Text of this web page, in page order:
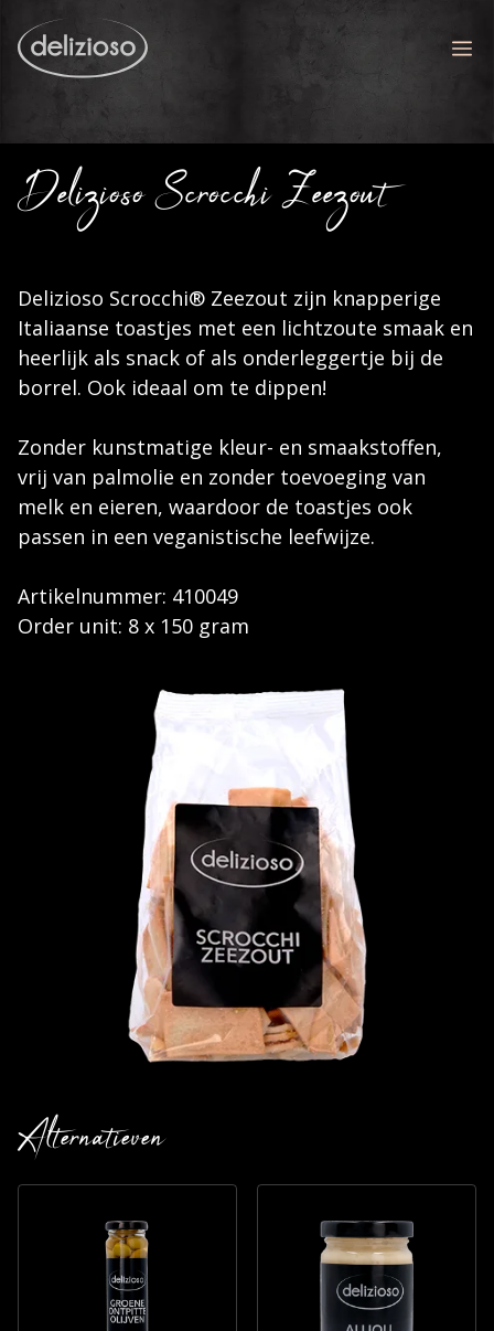
naar
Delizioso Scrocchi Zeezout
Delizioso Scrocchi® Zeezout zijn knapperige
Italiaanse toastjes met een lichtzoute smaak en
heerlijk als snack of als onderleggertje bij de
borrel. Ook ideaal om te dippen!
Zonder kunstmatige kleur- en smaakstoffen,
vrij van palmolie en zonder toevoeging van
melk en eieren, waardoor de toastjes ook
passen in een veganistische leefwijze.
Artikelnummer: 410049
Order unit: 8 x 150 gram
Alternatieven